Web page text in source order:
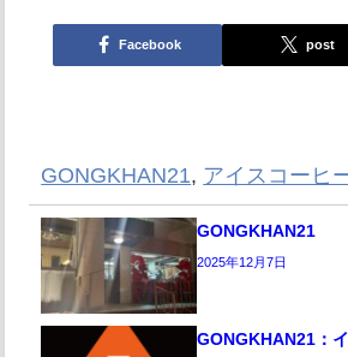
Facebook post
GONGKHAN21, アイスコーヒ
GONGKHAN21
2025年12月7日
GONGKHAN21：